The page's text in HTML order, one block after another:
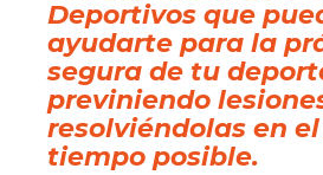
Deportivos que
ayudarte para la
segura de tu
previniendo
resolviéndolas en
tiempo posible.